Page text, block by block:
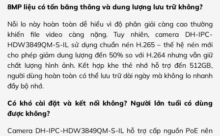
8MP liệu có tốn băng thông và dung lượng lưu trữ không?
Nỗi lo này hoàn toàn dễ hiểu vì độ phân giải càng cao thường
khiến file video càng nặng. Tuy nhiên, camera DH-IPC-
HDW3849QM-S-IL sử dụng chuẩn nén H.265 – thế hệ nén mới
cho phép giảm dung lượng đến 50% so với H.264 nhưng vẫn giữ
chất lượng hình ảnh. Kết hợp khe thẻ nhớ hỗ trợ đến 512GB,
người dùng hoàn toàn có thể lưu trữ dài ngày mà không lo nhanh
đầy bộ nhớ.
Có khó cài đặt và kết nối không? Người lớn tuổi có dùng
được không?
Camera DH-IPC-HDW3849QM-S-IL hỗ trợ cấp nguồn PoE nên